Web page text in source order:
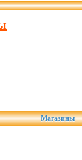
Магазины